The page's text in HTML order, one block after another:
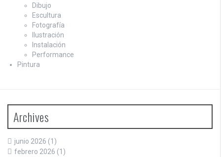
Dibujo
Escultura
Fotografía
Ilustración
Instalación
Performance
Pintura
Archives
junio 2026 (1)
febrero 2026 (1)